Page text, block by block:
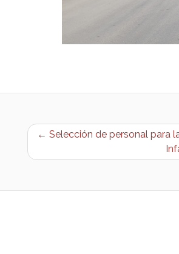
← Selección de personal para